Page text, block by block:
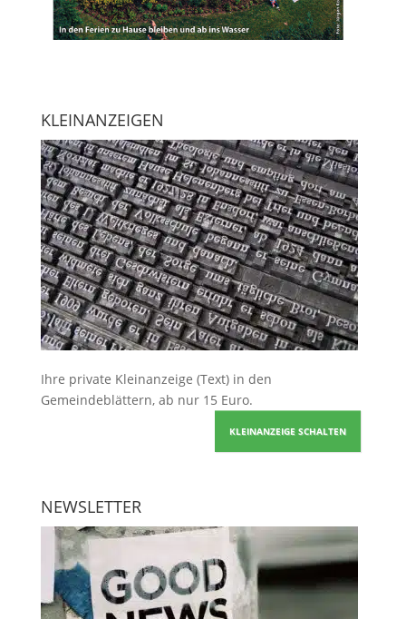
KLEINANZEIGEN
Ihre private Kleinanzeige (Text) in den
Gemeindeblättern, ab nur 15 Euro.
KLEINANZEIGE SCHALTEN
NEWSLETTER